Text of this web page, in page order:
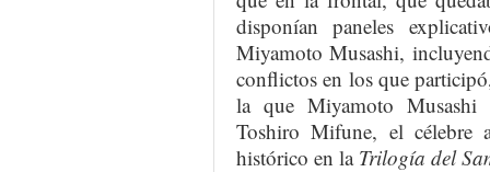
disponían paneles
Miyamoto Musashi,
conflictos en los que
la que Miyamoto Musashi
Toshiro Mifune, el célebre
histórico en la Trilogía del